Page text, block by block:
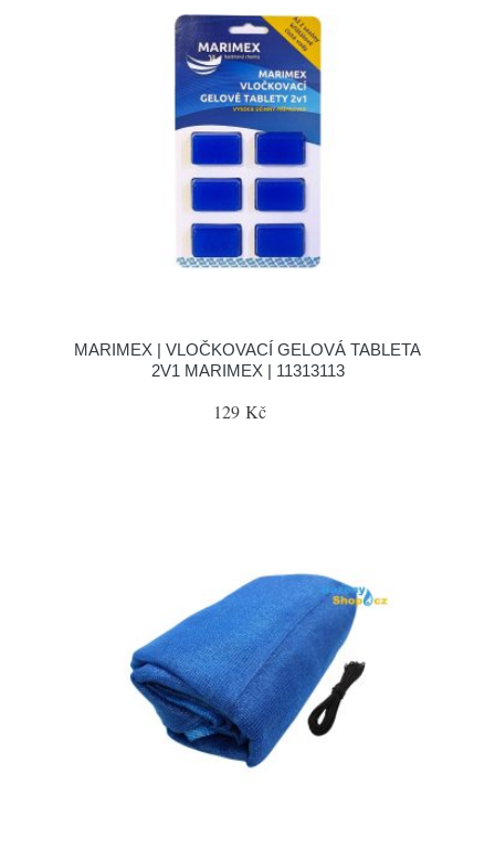
MARIMEX | VLOČKOVACÍ GELOVÁ TABLETA
2V1 MARIMEX | 11313113
129 Kč